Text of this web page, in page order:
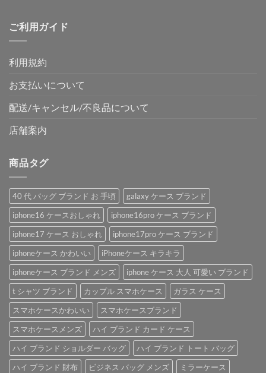
ご利用ガイド
利用規約
お支払いについて
配送/キャンセル/不良品について
店舗案内
商品タグ
40 代 バッグ ブランド お 手頃
galaxy ケース ブランド
iphone16 ケースおしゃれ
iphone16pro ケース ブランド
iphone17 ケース おしゃれ
iphone17pro ケース ブランド
iphoneケース かわいい
iPhoneケース キラキラ
iphoneケース ブランド メンズ
iphone ケース 大人 可愛い ブランド
t シャツ ブランド
カップル スマホケース
ガラス ケース
スマホケースかわいい
スマホケースブランド
スマホケースメンズ
ハイ ブランド カード ケース
ハイ ブランド ショルダー バッグ
ハイ ブランド トート バッグ
ハイ ブランド 財布
ビジネス バッグ メンズ ミラーケース